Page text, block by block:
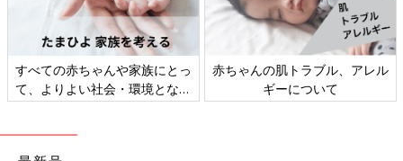
すべての赤ちゃんや家族にとっ
て、よりよい社会・環境となる
ことをめざしてさまざまな課題
赤ちゃんの肌トラブル、アレル
ギーについて